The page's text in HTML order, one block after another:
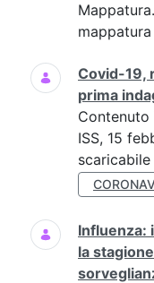
Covid-19,
prima
Contenuto
ISS, 15
Influenza:
la stagione